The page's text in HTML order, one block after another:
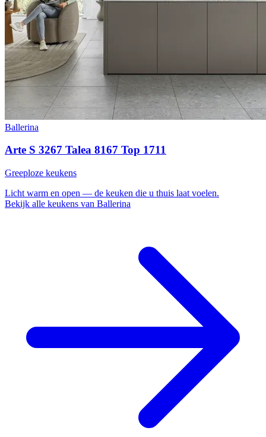
Ballerina
Arte S 3267 Talea 8167 Top 1711
Greeploze keukens
Licht warm en open — de keuken die u thuis laat voelen.
Bekijk alle keukens van Ballerina